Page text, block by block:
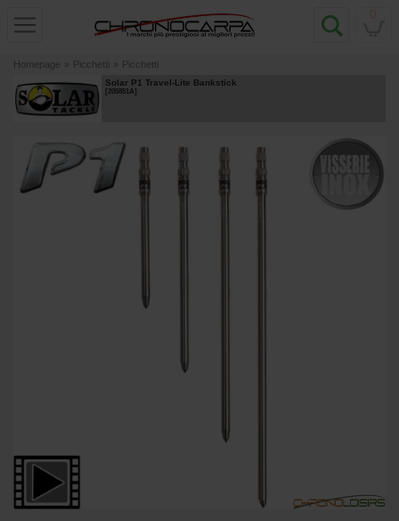
Homepage » Picchetti » Picchetti
Solar P1 Travel-Lite Bankstick
[205851A]